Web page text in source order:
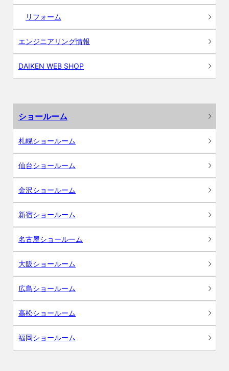
リフォーム
エンジニアリング情報
DAIKEN WEB SHOP
ショールーム
札幌ショールーム
仙台ショールーム
金沢ショールーム
新宿ショールーム
名古屋ショールーム
大阪ショールーム
広島ショールーム
高松ショールーム
福岡ショールーム